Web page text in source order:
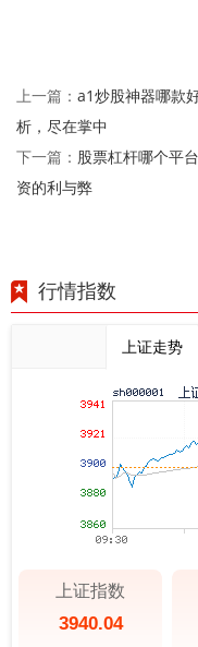
上一篇： a1炒股神器哪款
析，尽在掌中
下一篇： 股票杠杆哪个平
资的利与弊
行情指数
上证走势
上证指数
3940.04